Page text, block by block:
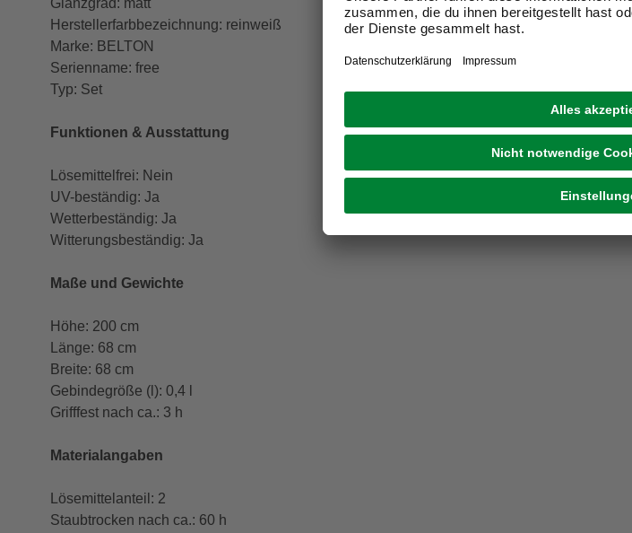
Glanzgrad: matt
Herstellerfarbbezeichnung: reinweiß
Marke: BELTON
Serienname: free
Typ: Set
Funktionen & Ausstattung
Lösemittelfrei: Nein
UV-beständig: Ja
Wetterbeständig: Ja
Witterungsbeständig: Ja
Maße und Gewichte
Höhe: 200 cm
Länge: 68 cm
Breite: 68 cm
Gebindegröße (l): 0,4 l
Grifffest nach ca.: 3 h
Materialangaben
Lösemittelanteil: 2
Staubtrocken nach ca.: 60 h